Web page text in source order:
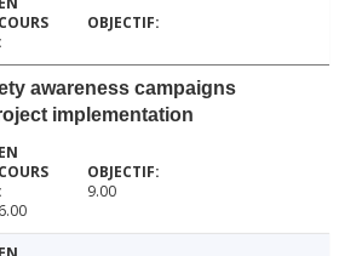
awareness campaigns
implementation
6.00
9.00